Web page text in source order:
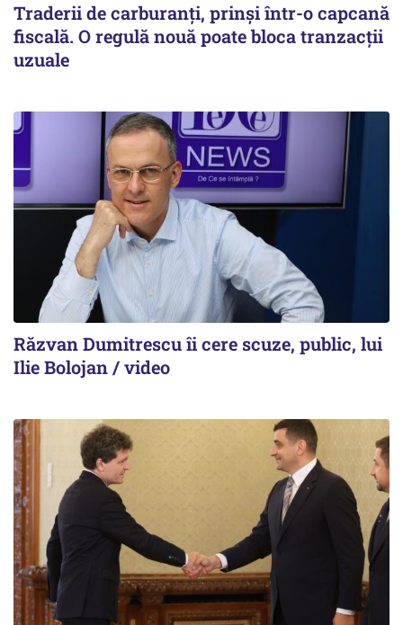
Traderii de carburanți, prinși într-o capcană
fiscală. O regulă nouă poate bloca tranzacții
uzuale
Răzvan Dumitrescu îi cere scuze, public, lui
Ilie Bolojan / video